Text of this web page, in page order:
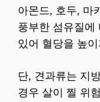
아몬드, 호두, 마
풍부한 섬유질에
있어 혈당을 높
단, 견과류는 지
경우 살이 찔 위